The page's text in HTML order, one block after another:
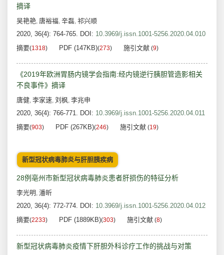
摘译
吴艳艳, 唐裕福, 辛磊, 祁兴顺
2020, 36(4): 764-765. DOI: 10.3969/j.issn.1001-5256.2020.04.010
摘要(1318) PDF (147KB)(273) 施引文献 (9)
《2019年欧洲胃肠内镜学会指南:经内镜逆行胰胆管造影相关
不良事件》摘译
唐健, 李家速, 刘枫, 李兆申
2020, 36(4): 766-771. DOI: 10.3969/j.issn.1001-5256.2020.04.011
摘要(903) PDF (267KB)(246) 施引文献 (19)
新型冠状病毒肺炎与肝胆胰疾病
28例亳州市新型冠状病毒肺炎患者肝损伤的特征分析
李光明 , 潘昕
2020, 36(4): 772-774. DOI: 10.3969/j.issn.1001-5256.2020.04.012
摘要(2233) PDF (1889KB)(303) 施引文献 (8)
新型冠状病毒肺炎疫情下肝胆外科诊疗工作的挑战与对策